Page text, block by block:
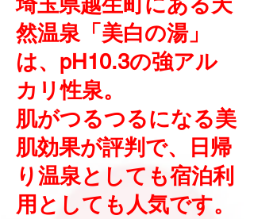
然温泉「美白の湯」
は、pH10.3の強アル
カリ性泉。
肌がつるつるになる美
肌効果が評判で、日帰
り温泉としても宿泊利
用としても人気です。